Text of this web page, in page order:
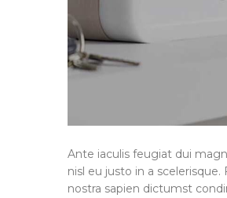
Ante iaculis feugiat dui
nisl eu justo in a
nostra sapien dictumst